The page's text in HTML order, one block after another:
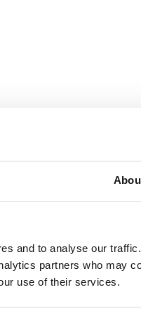
and to analyse our
partners who may
use of their services.
mit Fliesen und
I nach DIN 18534
nach ZDB-Merkblatt
Fliesen und
W5 und W6.